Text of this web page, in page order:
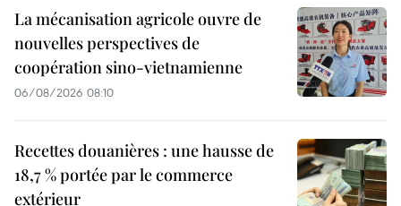
La mécanisation agricole ouvre de
nouvelles perspectives de
coopération sino-vietnamienne
06/08/2026 08:10
Recettes douanières : une hausse de
18,7 % portée par le commerce
extérieur